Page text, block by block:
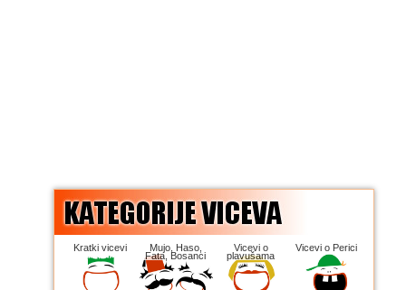
Kratki vicevi Mujo, Haso,
Fata, Bosanci
Vicevi o
plavušama
Vicevi o Perici